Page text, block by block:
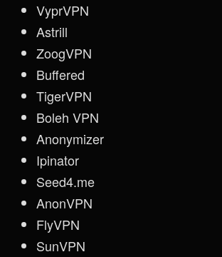
VyprVPN
Astrill
ZoogVPN
Buffered
TigerVPN
Boleh VPN
Anonymizer
Ipinator
Seed4.me
AnonVPN
FlyVPN
SunVPN